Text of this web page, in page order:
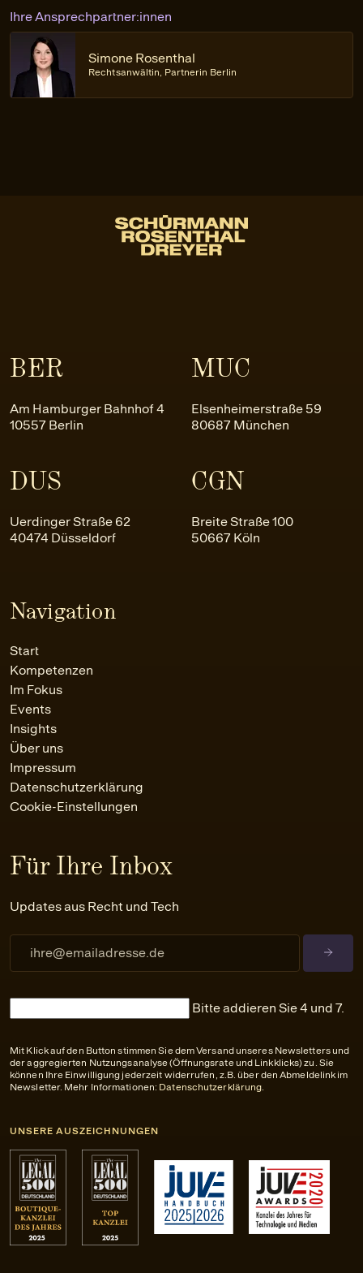
Ihre Ansprechpartner:innen
Simone Rosenthal
Rechtsanwältin, Partnerin Berlin
BER
Am Hamburger Bahnhof 4
10557 Berlin
MUC
Elsenheimerstraße 59
80687 München
DUS
Uerdinger Straße 62
40474 Düsseldorf
CGN
Breite Straße 100
50667 Köln
Navigation
Start
Kompetenzen
Im Fokus
Events
Insights
Über uns
Impressum
Datenschutzerklärung
Cookie-Einstellungen
Für Ihre Inbox
Updates aus Recht und Tech
Bitte addieren Sie 4 und 7.
Mit Klick auf den Button stimmen Sie dem Versand unseres Newsletters und
der aggregierten Nutzungsanalyse (Öffnungsrate und Linkklicks) zu. Sie
können Ihre Einwilligung jederzeit widerrufen, z.B. über den Abmeldelink im
Newsletter. Mehr Informationen: Datenschutzerklärung
UNSERE AUSZEICHNUNGEN